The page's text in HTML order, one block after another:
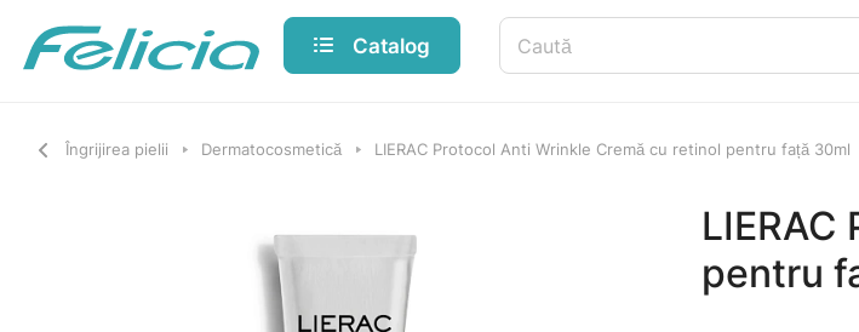
Catalog
Îngrijirea pielii Dermatocosmetică LIERAC Protocol Anti Wrinkle Cremă cu retinol pentru față 30ml
pentru